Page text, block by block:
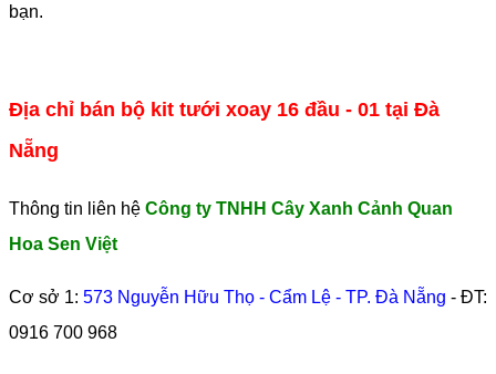
bạn.
Địa chỉ bán bộ kit tưới xoay 16 đầu - 01 tại Đà
Nẵng
Thông tin liên hệ Công ty TNHH Cây Xanh Cảnh Quan
Hoa Sen Việt
Cơ sở 1: 573 Nguyễn Hữu Thọ - Cẩm Lệ - TP. Đà Nẵng - ĐT:
0916 700 968